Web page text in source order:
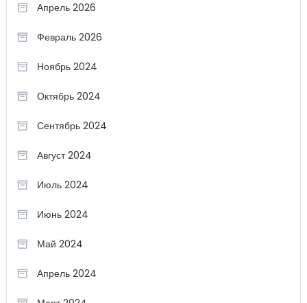
Апрель 2026
Февраль 2026
Ноябрь 2024
Октябрь 2024
Сентябрь 2024
Август 2024
Июль 2024
Июнь 2024
Май 2024
Апрель 2024